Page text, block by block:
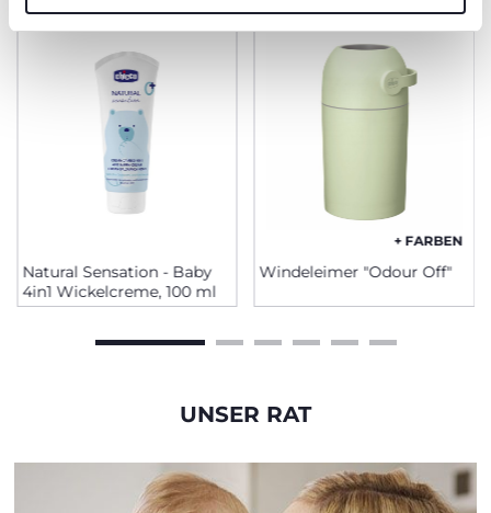
Natural Sensation - Baby
4in1 Wickelcreme, 100 ml
+ FARBEN
Windeleimer "Odour Off"
UNSER RAT